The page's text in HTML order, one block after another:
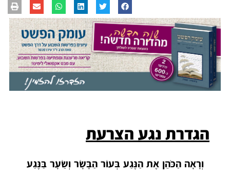
הגדרת נגע הצרעת
וְרָאָה הַכֹּהֵן אֶת הַנֶּגַע בְּעוֹר הַבָּשָׂר וְשֵׂעָר בַּנֶּגַע